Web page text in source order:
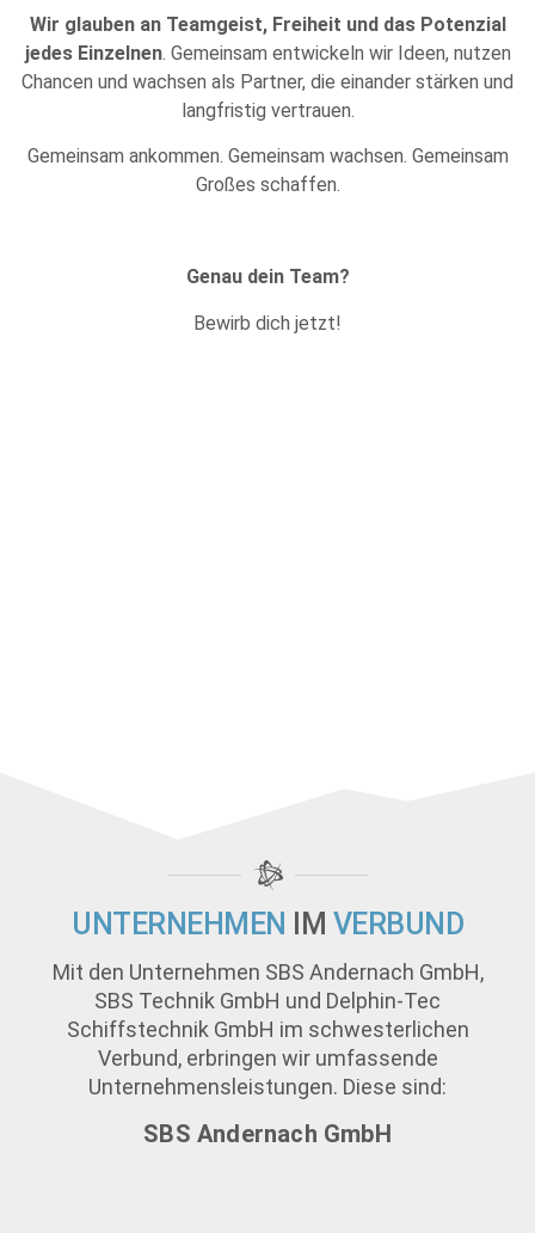
Wir glauben an Teamgeist, Freiheit und das Potenzial
jedes Einzelnen. Gemeinsam entwickeln wir Ideen, nutzen
Chancen und wachsen als Partner, die einander stärken und
langfristig vertrauen.
Gemeinsam ankommen. Gemeinsam wachsen. Gemeinsam
Großes schaffen.
Genau dein Team?
Bewirb dich jetzt!
UNTERNEHMEN IM VERBUND
Mit den Unternehmen SBS Andernach GmbH,
SBS Technik GmbH und Delphin-Tec
Schiffstechnik GmbH im schwesterlichen
Verbund, erbringen wir umfassende
Unternehmensleistungen. Diese sind:
SBS Andernach GmbH